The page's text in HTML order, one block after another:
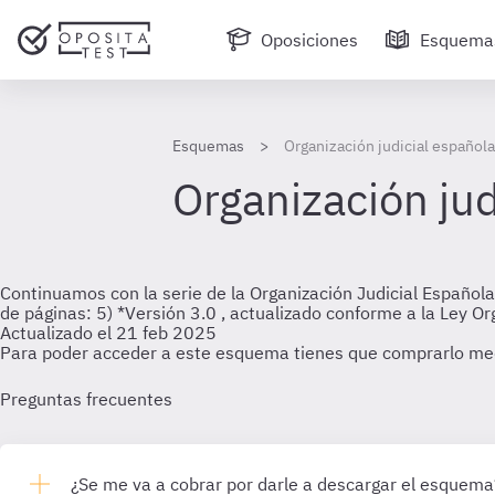
Oposiciones
Esquemas Organización judicial
Organización
Continuamos con la serie de la Organización Judicial
de páginas: 5) *Versión 3.0 , actualizado conforme a la Ley
Actualizado el 21 feb 2025
Para poder acceder a este esquema tienes que comprarlo
Preguntas frecuentes
¿Se me va a cobrar por darle a descargar el